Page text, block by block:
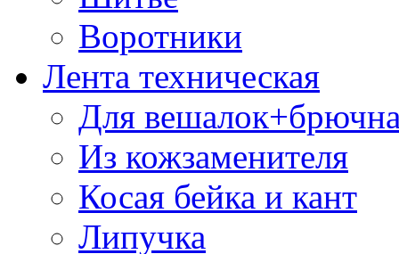
Воротники
Лента техническая
Для
Из кожзаменителя
Косая бейка и кант
Липучка